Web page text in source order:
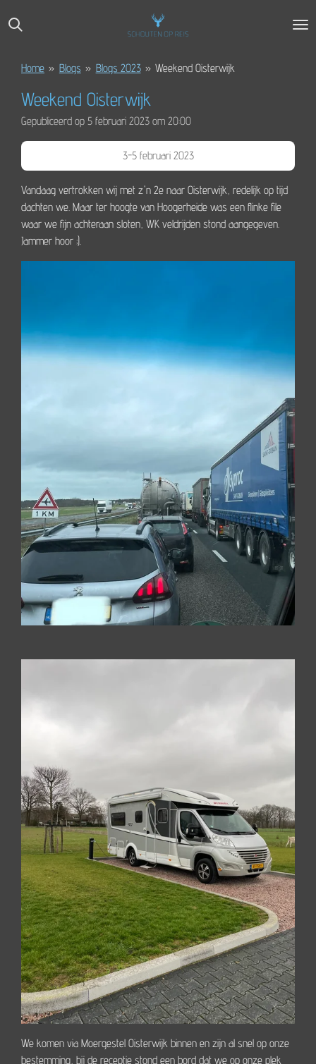
direct
Home » Blogs » Blogs 2023 » Weekend Oisterwijk
Weekend Oisterwijk
Gepubliceerd op 5 februari 2023 om 20:00
3-5 februari 2023
Vandaag vertrokken wij met z'n 2e naar Oisterwijk, redelijk op tijd
dachten we. Maar ter hoogte van Hoogerheide was een flinke file
waar we fijn achteraan sloten, WK veldrijden stond aangegeven.
Jammer hoor ;).
We komen via Moergestel Oisterwijk binnen en zijn al snel op onze
bestemming, bij de receptie stond een bord dat we op onze plek